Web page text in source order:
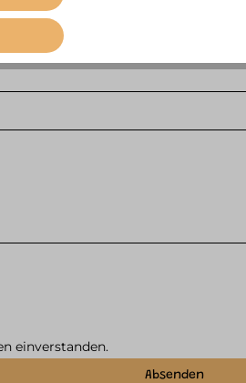
einverstanden.
Absenden